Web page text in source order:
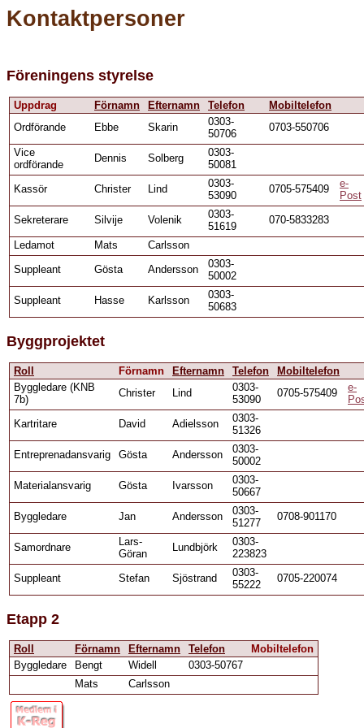
Kontaktpersoner
Föreningens styrelse
Uppdrag Förnamn Efternamn Telefon
Mobiltelefon
Ordförande
Ebbe Skarin
0303-
50706
0703-550706
Vice
ordförande
Dennis Solberg
0303-
50081
Kassör
Christer Lind
0303-
53090
0705-575409
e-
Post
Sekreterare
Silvije Volenik
0303-
51619
070-5833283
Ledamot Mats
Carlsson
Suppleant
Gösta Andersson
0303-
50002
Suppleant
Hasse Karlsson
0303-
50683
Byggprojektet
Roll Förnamn Efternamn Telefon
Mobiltelefon
Byggledare (KNB
7b)
Christer Lind
0303-
53090
0705-575409
e-
Kartritare
David Adielsson
0303-
51326
Entreprenadansvarig
Gösta Andersson
0303-
50002
Materialansvarig
Gösta Ivarsson
0303-
50667
Byggledare
Jan Andersson
0303-
51277
0708-901170
Samordnare
Lars-
Göran
Lundbjörk
0303-
223823
Suppleant
Stefan Sjöstrand
0303-
55222
0705-220074
Etapp 2
Roll Förnamn Efternamn Telefon
Mobiltelefon
Byggledare
Bengt Widell
0303-50767
Mats
Carlsson